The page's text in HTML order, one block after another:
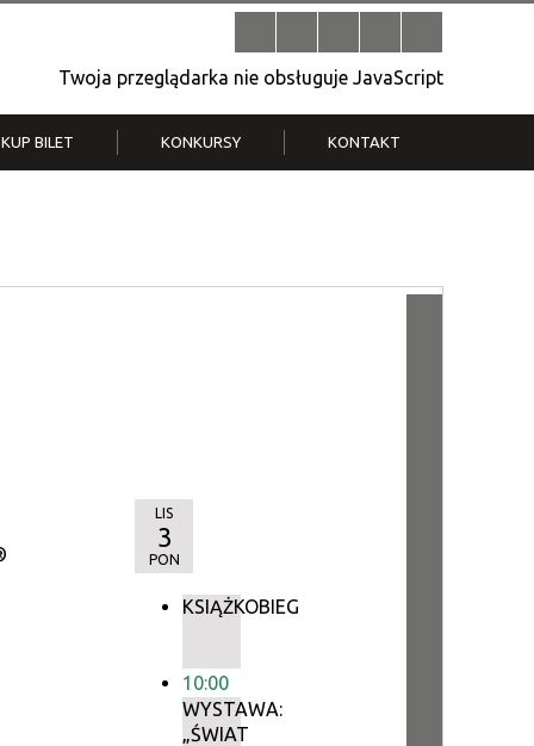
Twoja przeglądarka nie obsługuje JavaScript
KUP BILET KONKURSY KONTAKT
LIS
3
PON
KSIĄŻKOBIEG
10:00
WYSTAWA:
„ŚWIAT